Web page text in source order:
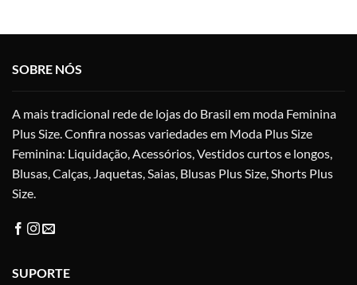
podem
do
produto
SOBRE NÓS
A mais tradicional rede de lojas do Brasil em moda Feminina
Plus Size. Confira nossas variedades em Moda Plus Size
Feminina: Liquidação, Acessórios, Vestidos curtos e longos,
Blusas, Calças, Jaquetas, Saias, Blusas Plus Size, Shorts Plus
Size.
SUPORTE